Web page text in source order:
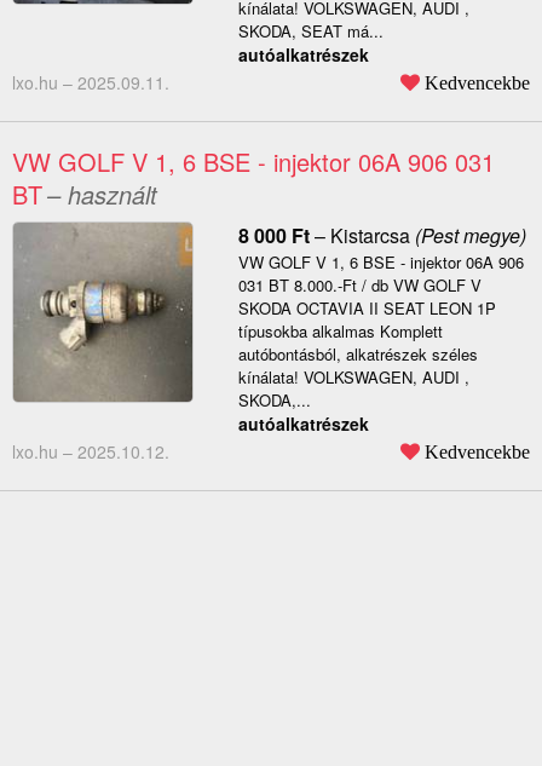
kínálata! VOLKSWAGEN, AUDI ,
SKODA, SEAT má...
autóalkatrészek
lxo.hu – 2025.09.11. Kedvencekbe
VW GOLF V 1, 6 BSE - injektor 06A 906 031
BT– használt
8 000 Ft– Kistarcsa(Pest megye)
VW GOLF V 1, 6 BSE - injektor 06A 906
031 BT 8.000.-Ft / db VW GOLF V
SKODA OCTAVIA II SEAT LEON 1P
típusokba alkalmas Komplett
autóbontásból, alkatrészek széles
kínálata! VOLKSWAGEN, AUDI ,
SKODA,...
autóalkatrészek
lxo.hu – 2025.10.12. Kedvencekbe